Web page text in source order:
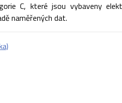
C, které jsou vybaveny
naměřených dat.